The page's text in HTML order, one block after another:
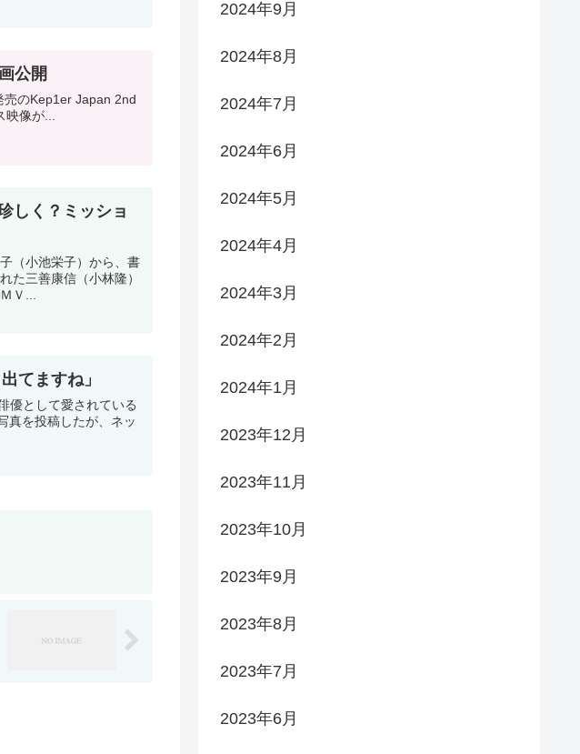
公開
像が...
しく？ミッショ
（小池栄子）から、書
た三善康信（小林隆）
Ｖ...
てますね」
として愛されている
真を投稿したが、ネッ
2024年9月
2024年8月
2024年7月
2024年6月
2024年5月
2024年4月
2024年3月
2024年2月
2024年1月
2023年12月
2023年11月
2023年10月
2023年9月
2023年8月
2023年7月
2023年6月